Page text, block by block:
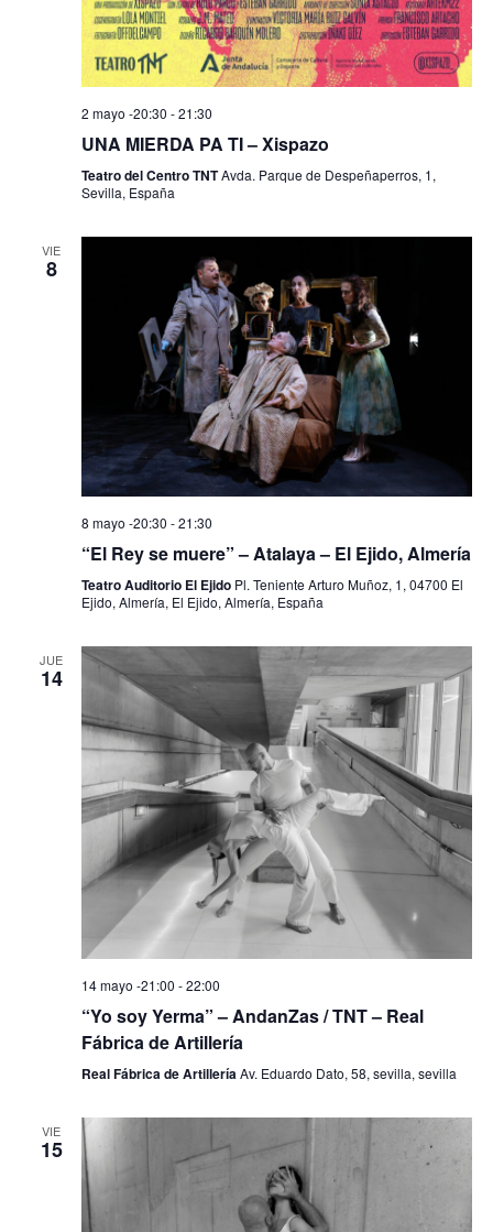
2 mayo -20:30 -21:30
UNA MIERDA PA TI – Xispazo
Teatro del Centro TNTAvda. Parque de Despeñaperros, 1,
Sevilla, España
VIE
8
8 mayo -20:30 -21:30
“El Rey se muere” – Atalaya – El Ejido, Almería
Teatro Auditorio El Ejido Pl. Teniente Arturo Muñoz, 1, 04700 El
Ejido, Almería, El Ejido, Almería, España
JUE
14
14 mayo -21:00 -22:00
“Yo soy Yerma” – AndanZas / TNT – Real
Fábrica de Artillería
Real Fábrica de ArtilleríaAv. Eduardo Dato, 58, sevilla, sevilla
VIE
15